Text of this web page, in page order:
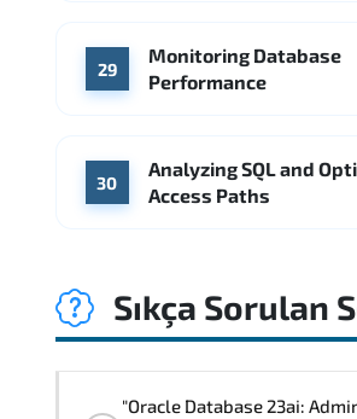
29
Monitoring Database
Performance
30
Analyzing SQL and
Access Paths
Sıkça Sorulan
"Oracle Database 23ai: